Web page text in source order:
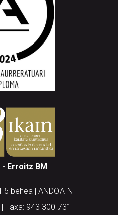
Erroitz BM
5 behea | ANDOAIN
Faxa: 943 300 731